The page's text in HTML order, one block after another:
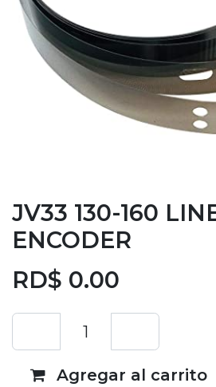
JV33 130-160
ENCODER
RD$ 0.00
Agregar al carrito